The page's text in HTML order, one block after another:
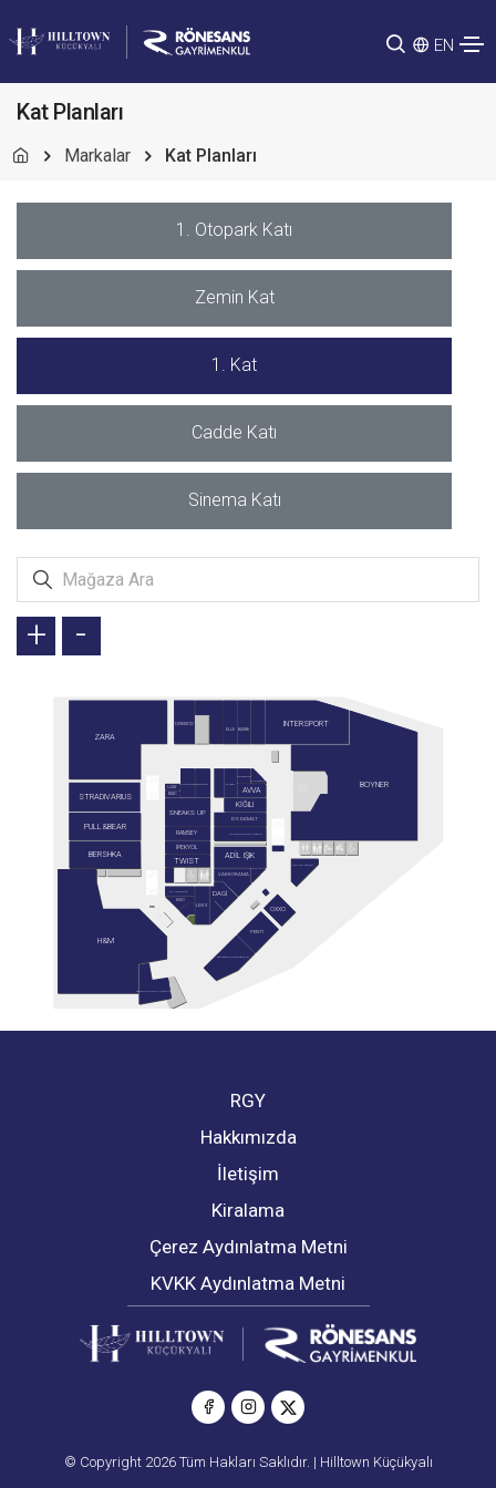
EN
Kat Planları
Markalar Kat Planları
1. Otopark Katı
Zemin Kat
1. Kat
Cadde Katı
Sinema Katı
ADİL IŞIK
ALTINBAŞ
ALTINYILDIZ CLASSICS
AVVA
BAMBİ
BERSHKA
BOYNER
CARTER'S
CONVERSE
DAGİ
DERİMOD
D'S DAMAT
ELLE
G-LINGERIE
GUSTO
H&M
INTERSPORT
İPEKYOL
KİĞILI
KİKO
LEVI'S
LİZAY
OXXO
PENTİ
PULL&BEAR
RAMSEY
SARAY MUHALLEBİCİSİ
SNEAKS UP
STRADIVARIUS MAC
TERGAN
TWIST
VAKKORAMA
ZARA
+ -
RGY
Hakkımızda
İletişim
Kiralama
Çerez Aydınlatma Metni
KVKK Aydınlatma Metni
© Copyright 2026 Tüm Hakları Saklıdır. | Hilltown Küçükyalı